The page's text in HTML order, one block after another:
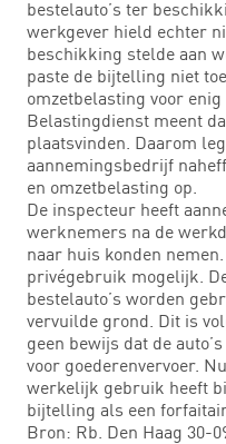
bestelauto’s ter
werkgever hield echter
beschikking stelde aan
paste de bijtelling niet
omzetbelasting voor
Belastingdienst meent
plaatsvinden. Daarom
aannemingsbedrijf
en omzetbelasting op.
De inspecteur heeft
werknemers na de
naar huis konden
privégebruik mogelijk.
bestelauto’s worden
vervuilde grond. Dit is
geen bewijs dat de
voor goederenvervoer.
werkelijk gebruik heeft
bijtelling als een
Bron: Rb. Den Haag 30-